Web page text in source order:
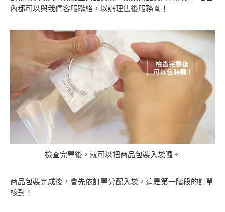
內都可以與我們客服聯絡，以辦理售後服務呦！
檢查完畢後，就可以把商品包裝入袋囉。
商品包裝完成後，會先依訂單分配入袋，這是第一階段的訂單
核對！